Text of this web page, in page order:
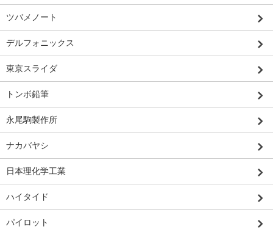
ツバメノート
デルフォニックス
東京スライダ
トンボ鉛筆
永尾駒製作所
ナカバヤシ
日本理化学工業
ハイタイド
パイロット